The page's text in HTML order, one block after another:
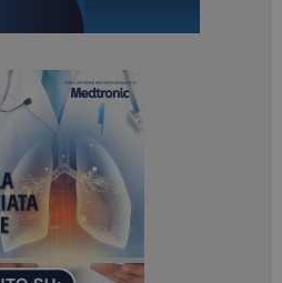
www.dailyhealthindustry.it